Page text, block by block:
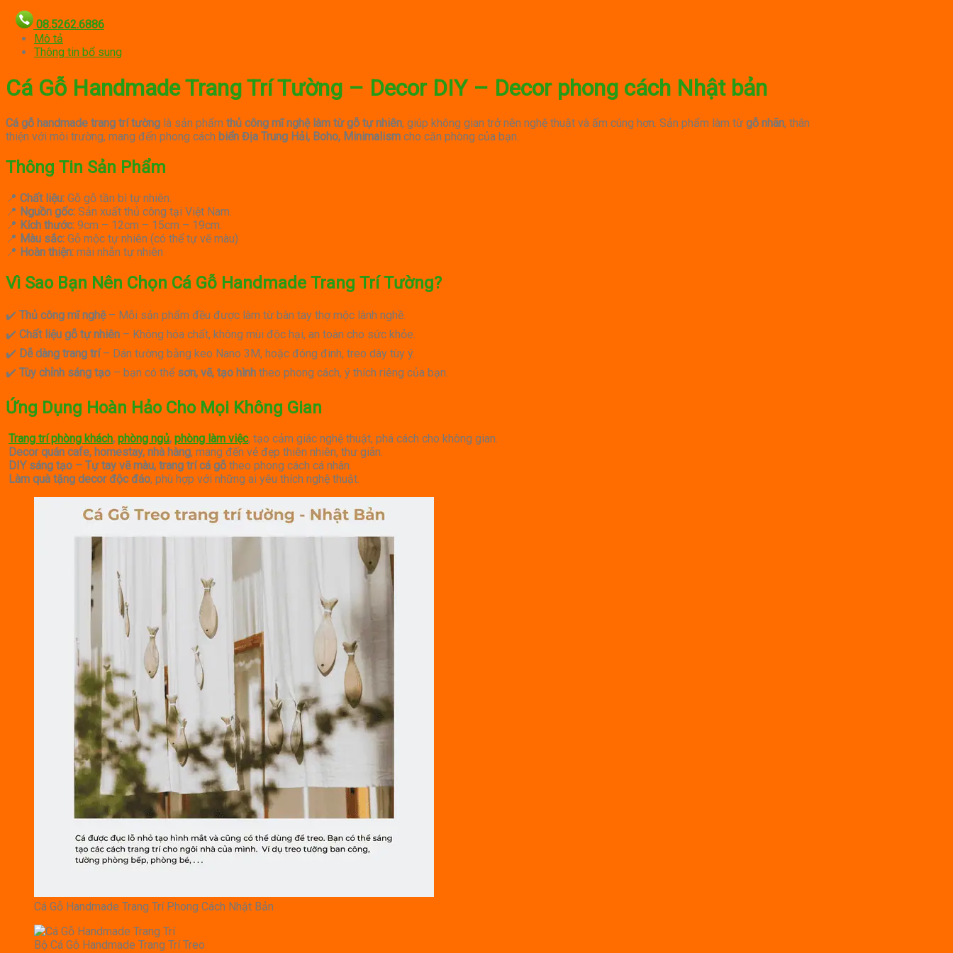
08.5262.6886
Mô tả
Thông tin bổ sung
Cá Gỗ Handmade Trang Trí Tường – Decor DIY – Decor phong cách Nhật bản
Cá gỗ handmade trang trí tường là sản phẩm thủ công mĩ nghệ làm từ gỗ tự nhiên, giúp không gian trở nên nghệ thuật và ấm cúng hơn. Sản phẩm làm từ gỗ nhãn, thân
thiện với môi trường, mang đến phong cách biển Địa Trung Hải, Boho, Minimalism cho căn phòng của bạn.
Thông Tin Sản Phẩm
📍 Chất liệu: Gỗ gỗ tần bì tự nhiên.
📍 Nguồn gốc: Sản xuất thủ công tại Việt Nam.
📍 Kích thước: 9cm – 12cm – 15cm – 19cm.
📍 Màu sắc: Gỗ mộc tự nhiên (có thể tự vẽ màu)
📍 Hoàn thiện: mài nhẵn tự nhiên
Vì Sao Bạn Nên Chọn Cá Gỗ Handmade Trang Trí Tường?
✔️ Thủ công mĩ nghệ– Mỗi sản phẩm đều được làm từ bàn tay thợ mộc lành nghề.
✔️ Chất liệu gỗ tự nhiên – Không hóa chất, không mùi độc hại, an toàn cho sức khỏe.
✔️ Dễ dàng trang trí– Dán tường bằng keo Nano 3M, hoặc đóng đinh, treo dây tùy ý.
✔️ Tùy chỉnh sáng tạo – bạn có thể sơn, vẽ, tạo hình theo phong cách, ý thích riêng của bạn.
Ứng Dụng Hoàn Hảo Cho Mọi Không Gian
Trang trí phòng khách, phòng ngủ, phòng làm việc, tạo cảm giác nghệ thuật, phá cách cho không gian.
Decor quán cafe, homestay, nhà hàng, mang đến vẻ đẹp thiên nhiên, thư giãn.
DIY sáng tạo – Tự tay vẽ màu, trang trí cá gỗ theo phong cách cá nhân.
Làm quà tặng decor độc đáo, phù hợp với những ai yêu thích nghệ thuật.
Cá Gỗ Handmade Trang Trí Phong Cách Nhật Bản
Bộ Cá Gỗ Handmade Trang Trí Treo